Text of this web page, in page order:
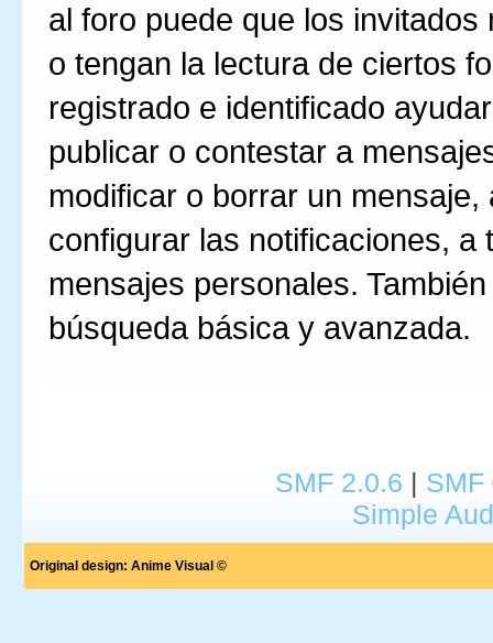
al foro puede que los
o tengan la lectura de ciertos
registrado e identificado
publicar o contestar a
modificar o borrar un
configurar las notificaciones,
mensajes personales.
búsqueda básica y avanzada.
SMF 2.0.6 | SMF
Simple
Original design: Anime Visual ©